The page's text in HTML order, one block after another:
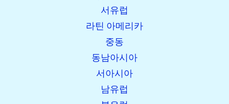
서유럽
라틴 아메리카
중동
동남아시아
서아시아
남유럽